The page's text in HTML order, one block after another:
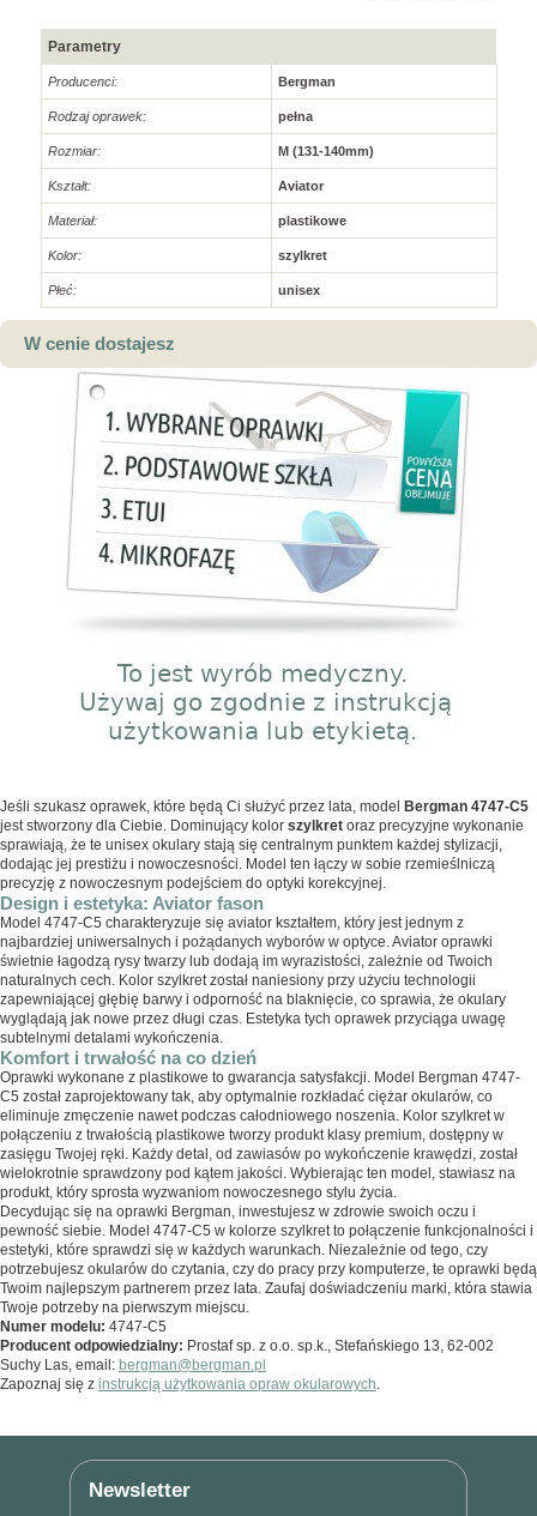
Parametry
Producenci: Bergman
Rodzaj oprawek: pełna
Rozmiar: M (131-140mm)
Kształt: Aviator
Materiał: plastikowe
Kolor: szylkret
Płeć: unisex
W cenie dostajesz
Jeśli szukasz oprawek, które będą Ci służyć przez lata, model Bergman 4747-C5
jest stworzony dla Ciebie. Dominujący kolor szylkret oraz precyzyjne wykonanie
sprawiają, że te unisex okulary stają się centralnym punktem każdej stylizacji,
dodając jej prestiżu i nowoczesności. Model ten łączy w sobie rzemieślniczą
precyzję z nowoczesnym podejściem do optyki korekcyjnej.
Design i estetyka: Aviator fason
Model 4747-C5 charakteryzuje się aviator kształtem, który jest jednym z
najbardziej uniwersalnych i pożądanych wyborów w optyce. Aviator oprawki
świetnie łagodzą rysy twarzy lub dodają im wyrazistości, zależnie od Twoich
naturalnych cech. Kolor szylkret został naniesiony przy użyciu technologii
zapewniającej głębię barwy i odporność na blaknięcie, co sprawia, że okulary
wyglądają jak nowe przez długi czas. Estetyka tych oprawek przyciąga uwagę
subtelnymi detalami wykończenia.
Komfort i trwałość na co dzień
Oprawki wykonane z plastikowe to gwarancja satysfakcji. Model Bergman 4747-
C5 został zaprojektowany tak, aby optymalnie rozkładać ciężar okularów, co
eliminuje zmęczenie nawet podczas całodniowego noszenia. Kolor szylkret w
połączeniu z trwałością plastikowe tworzy produkt klasy premium, dostępny w
zasięgu Twojej ręki. Każdy detal, od zawiasów po wykończenie krawędzi, został
wielokrotnie sprawdzony pod kątem jakości. Wybierając ten model, stawiasz na
produkt, który sprosta wyzwaniom nowoczesnego stylu życia.
Decydując się na oprawki Bergman, inwestujesz w zdrowie swoich oczu i
pewność siebie. Model 4747-C5 w kolorze szylkret to połączenie funkcjonalności i
estetyki, które sprawdzi się w każdych warunkach. Niezależnie od tego, czy
potrzebujesz okularów do czytania, czy do pracy przy komputerze, te oprawki będą
Twoim najlepszym partnerem przez lata. Zaufaj doświadczeniu marki, która stawia
Twoje potrzeby na pierwszym miejscu.
Numer modelu: 4747-C5
Producent odpowiedzialny: Prostaf sp. z o.o. sp.k., Stefańskiego 13, 62-002
Suchy Las, email: bergman@bergman.pl
Zapoznaj się z instrukcją użytkowania opraw okularowych
Newsletter